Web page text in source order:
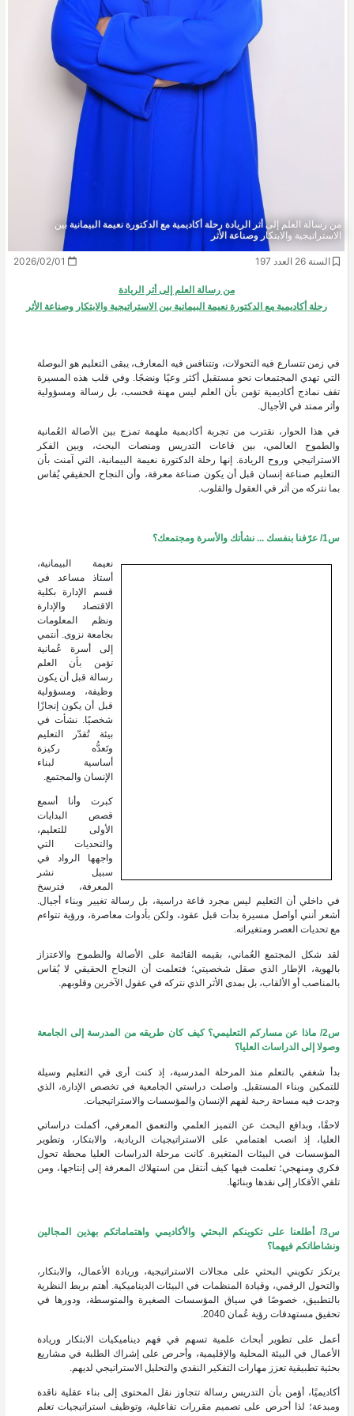
من رسالة العلم إلى أثر الريادة رحلة أكاديمية مع الدكتورة نعيمة البيمانية بين
الاستراتيجية والابتكار وصناعة الأثر
السنة 26 العدد 197
من رسالة العلم إلى أثر الريادة
رحلة أكاديمية مع الدكتورة نعيمة البيمانية بين الاستراتيجية والابتكار وصناعة الأثر
في زمن تتسارع فيه التحولات، وتتنافس فيه المعارف، يبقى التعليم هو البوصلة
التي تهدي المجتمعات نحو مستقبل أكثر وعيًا ونضجًا. وفي قلب هذه المسيرة
تقف نماذج أكاديمية تؤمن بأن العلم ليس مهنة فحسب، بل رسالة ومسؤولية
وأثر ممتد في الأجيال.
في هذا الحوار، نقترب من تجربة أكاديمية ملهمة تمزج بين الأصالة العُمانية
والطموح العالمي، بين قاعات التدريس ومنصات البحث، وبين الفكر
الاستراتيجي وروح الريادة. إنها رحلة الدكتورة نعيمة البيمانية، التي آمنت بأن
التعليم صناعة إنسان قبل أن يكون صناعة معرفة، وأن النجاح الحقيقي يُقاس
بما نتركه من أثر في العقول والقلوب.
س1/ عرّفنا بنفسك ... نشأتك والأسرة ومجتمعك؟
نعيمة البيمانية،
أستاذ مساعد في
قسم الإدارة بكلية
الاقتصاد والإدارة
ونظم المعلومات
بجامعة نزوى. أنتمي
إلى أسرة عُمانية
تؤمن بأن العلم
رسالة قبل أن يكون
وظيفة، ومسؤولية
قبل أن يكون إنجازًا
شخصيًا. نشأت في
بيئة تُقدّر التعليم
وتَعدُّه ركيزة
أساسية لبناء
الإنسان والمجتمع.
كبرت وأنا أسمع
قصص البدايات
الأولى للتعليم،
والتحديات التي
واجهها الرواد في
سبيل نشر
المعرفة، فترسخ
في داخلي أن التعليم ليس مجرد قاعة دراسية، بل رسالة تغيير وبناء أجيال.
أشعر أنني أواصل مسيرة بدأت قبل عقود، ولكن بأدوات معاصرة، ورؤية تتواءم
مع تحديات العصر ومتغيراته.
لقد شكل المجتمع العُماني، بقيمه القائمة على الأصالة والطموح والاعتزاز
بالهوية، الإطار الذي صقل شخصيتي؛ فتعلمت أن النجاح الحقيقي لا يُقاس
بالمناصب أو الألقاب، بل بمدى الأثر الذي نتركه في عقول الآخرين وقلوبهم.
س2/ ماذا عن مساركم التعليمي؟ كيف كان طريقه من المدرسة إلى الجامعة
وصولا إلى الدراسات العليا؟
بدأ شغفي بالتعلم منذ المرحلة المدرسية، إذ كنت أرى في التعليم وسيلة
للتمكين وبناء المستقبل. واصلت دراستي الجامعية في تخصص الإدارة، الذي
وجدت فيه مساحة رحبة لفهم الإنسان والمؤسسات والاستراتيجيات.
لاحقًا، وبدافع البحث عن التميز العلمي والتعمق المعرفي، أكملت دراساتي
العليا، إذ انصب اهتمامي على الاستراتيجيات الريادية، والابتكار، وتطوير
المؤسسات في البيئات المتغيرة. كانت مرحلة الدراسات العليا محطة تحول
فكري ومنهجي؛ تعلمت فيها كيف أنتقل من استهلاك المعرفة إلى إنتاجها، ومن
تلقي الأفكار إلى نقدها وبنائها.
س3/ أطلعنا على تكوينكم البحثي والأكاديمي واهتماماتكم بهذين المجالين
ونشاطاتكم فيهما؟
يرتكز تكويني البحثي على مجالات الاستراتيجية، وريادة الأعمال، والابتكار،
والتحول الرقمي، وقيادة المنظمات في البيئات الديناميكية. أهتم بربط النظرية
بالتطبيق، خصوصًا في سياق المؤسسات الصغيرة والمتوسطة، ودورها في
تحقيق مستهدفات رؤية عُمان 2040.
أعمل على تطوير أبحاث علمية تسهم في فهم ديناميكيات الابتكار وريادة
الأعمال في البيئة المحلية والإقليمية، وأحرص على إشراك الطلبة في مشاريع
بحثية تطبيقية تعزز مهارات التفكير النقدي والتحليل الاستراتيجي لديهم.
أكاديميًا، أؤمن بأن التدريس رسالة تتجاوز نقل المحتوى إلى بناء عقلية ناقدة
ومبدعة؛ لذا أحرص على تصميم مقررات تفاعلية، وتوظيف استراتيجيات تعلم